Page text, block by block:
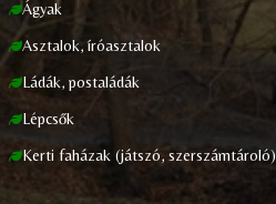
Ágyak
Asztalok, íróasztalok
Ládák, postaládák
Lépcsők
Kerti faházak (játszó, szerszámtároló)